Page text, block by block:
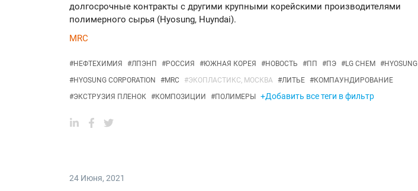
долгосрочные контракты с другими крупными корейскими производителями
полимерного сырья (Hyosung, Huyndai).
MRC
#НЕФТЕХИМИЯ #ЛПЭНП #РОССИЯ #ЮЖНАЯ КОРЕЯ #НОВОСТЬ #ПП #ПЭ #LG CHEM #HYOSUNG
#HYOSUNG CORPORATION #MRC #ЭКОПЛАСТИКС, МОСКВА #ЛИТЬЕ #КОМПАУНДИРОВАНИЕ
#ЭКСТРУЗИЯ ПЛЕНОК #КОМПОЗИЦИИ #ПОЛИМЕРЫ +Добавить все теги в фильтр
24 Июня, 2021